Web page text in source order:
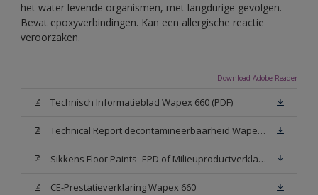
het water levende organismen, met langdurige gevolgen.
Bevat epoxyverbindingen. Kan een allergische reactie
veroorzaken.
Download Adobe Reader
Technisch Informatieblad Wapex 660 (PDF)
Technical Report decontamineerbaarheid Wapex 660
Sikkens Floor Paints- EPD of Milieuproductverklaring
CE-Prestatieverklaring Wapex 660